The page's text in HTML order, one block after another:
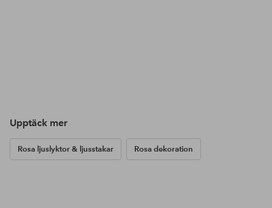
Upptäck mer
Rosa ljuslyktor & ljusstakar Rosa dekoration